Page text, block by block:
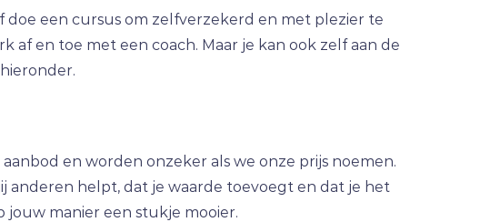
doe een cursus om zelfverzekerd en met plezier te
en toe met een coach. Maar je kan ook zelf aan de
en worden onzeker als we onze prijs noemen.
anderen helpt, dat je waarde toevoegt en dat je het
manier een stukje mooier.